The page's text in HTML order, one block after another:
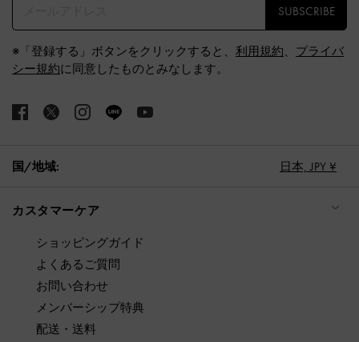
SUBSCRIBE
※「登録する」ボタンをクリックすると、 利用規約、 プライバ
シー規約に同意したものとみなします。
国/地域: 日本, JPY ¥
カスタマーケア
ショッピングガイド
よくあるご質問
お問い合わせ
メンバーシップ特典
配送・送料